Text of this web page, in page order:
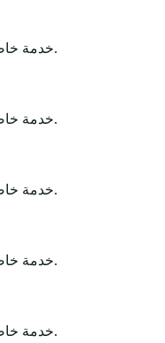
Africa-Tour-Visa خدمة خاصة للمساعدة في طلبات التأشيرة ودعم وثائق السفر. تبقى القرارات النهائية لدى الجهات الحكومية أو السفارات أو القنصليات أو شركات الطيران أو سلطات الحدود.
Africa-Tour-Visa خدمة خاصة للمساعدة في طلبات التأشيرة ودعم وثائق السفر. تبقى القرارات النهائية لدى الجهات الحكومية أو السفارات أو القنصليات أو شركات الطيران أو سلطات الحدود.
Africa-Tour-Visa خدمة خاصة للمساعدة في طلبات التأشيرة ودعم وثائق السفر. تبقى القرارات النهائية لدى الجهات الحكومية أو السفارات أو القنصليات أو شركات الطيران أو سلطات الحدود.
Africa-Tour-Visa خدمة خاصة للمساعدة في طلبات التأشيرة ودعم وثائق السفر. تبقى القرارات النهائية لدى الجهات الحكومية أو السفارات أو القنصليات أو شركات الطيران أو سلطات الحدود.
Africa-Tour-Visa خدمة خاصة للمساعدة في طلبات التأشيرة ودعم وثائق السفر. تبقى القرارات النهائية لدى الجهات الحكومية أو السفارات أو القنصليات أو شركات الطيران أو سلطات الحدود.